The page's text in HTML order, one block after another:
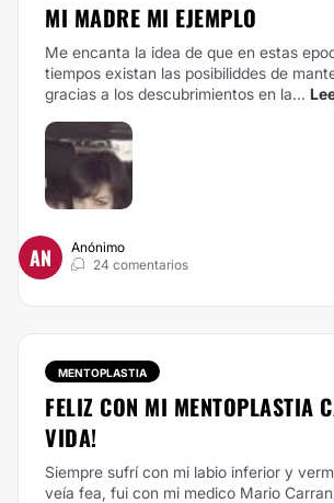
MI MADRE MI EJEMPLO
Me encanta la idea de que en estas
tiempos existan las posibiliddes de
gracias a los descubrimientos en la...
AN
Anónimo
24 comentarios
MENTOPLASTIA
FELIZ CON MI MENTOPLASTIA
VIDA!
Siempre sufrí con mi labio inferior y
veía fea, fui con mi medico Mario